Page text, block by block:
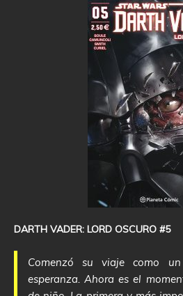
DARTH VADER: LORD OSCURO #5
Comenzó su viaje como
esperanza. Ahora es el